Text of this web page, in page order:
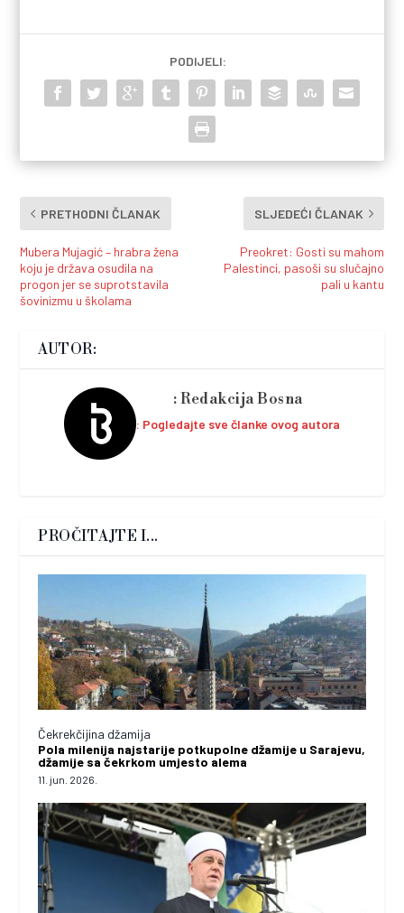
PODIJELI:
PRETHODNI ČLANAK
Mubera Mujagić – hrabra žena
koju je država osudila na
progon jer se suprotstavila
šovinizmu u školama
SLJEDEĆI ČLANAK
Preokret: Gosti su mahom
Palestinci, pasoši su slučajno
pali u kantu
AUTOR:
Redakcija Bosna
Pogledajte sve članke ovog autora
PROČITAJTE I...
Čekrekčijina džamija
Pola milenija najstarije potkupolne džamije u Sarajevu,
džamije sa čekrkom umjesto alema
11. jun. 2026.